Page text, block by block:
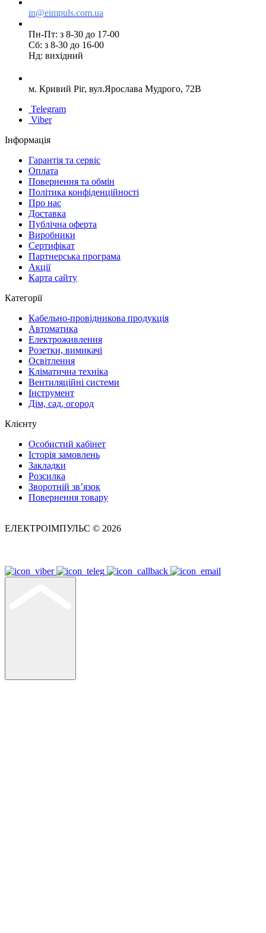
in@eimpuls.com.ua
Пн-Пт: з 8-30 до 17-00
Сб: з 8-30 до 16-00
Нд: вихідний
м. Кривий Ріг, вул.Ярослава Мудрого, 72В
Telegram
Viber
Інформація
Гарантія та сервіс
Оплата
Повернення та обмін
Політика конфіденційності
Про нас
Доставка
Публічна оферта
Виробники
Сертифікат
Партнерська програма
Акції
Карта сайту
Категорії
Кабельно-провідникова продукція
Автоматика
Електроживлення
Розетки, вимикачі
Освітлення
Кліматична техніка
Вентиляційні системи
Інструмент
Дім, сад, огород
Клієнту
Особистий кабінет
Історія замовлень
Закладки
Розсилка
Зворотній зв’язок
Повернення товару
ЕЛЕКТРОІМПУЛЬС © 2026